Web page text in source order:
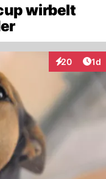
wirbelt
20
Interaktionen
1d